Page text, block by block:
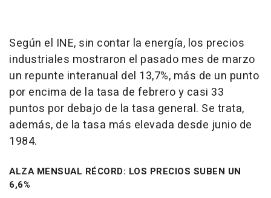
Según el INE, sin contar la energía, los precios
industriales mostraron el pasado mes de marzo
un repunte interanual del 13,7%, más de un punto
por encima de la tasa de febrero y casi 33
puntos por debajo de la tasa general. Se trata,
además, de la tasa más elevada desde junio de
1984.
ALZA MENSUAL RÉCORD: LOS PRECIOS SUBEN UN
6,6%